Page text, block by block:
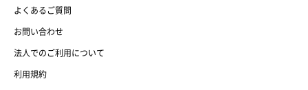
よくあるご質問
お問い合わせ
法人でのご利用について
利用規約